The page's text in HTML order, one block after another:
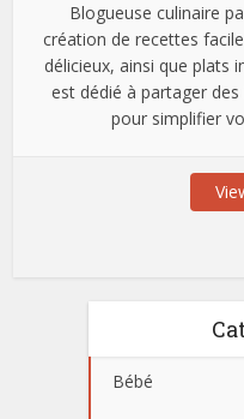
Blogueuse culinaire
création de recettes
délicieux, ainsi que plats
est dédié à partager
pour simplifier
Bébé